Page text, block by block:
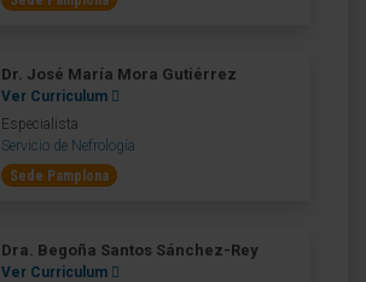
Dr. José María Mora Gutiérrez
Ver Curriculum
Especialista
Servicio de Nefrología
Sede Pamplona
Dra. Begoña Santos Sánchez-Rey
Ver Curriculum